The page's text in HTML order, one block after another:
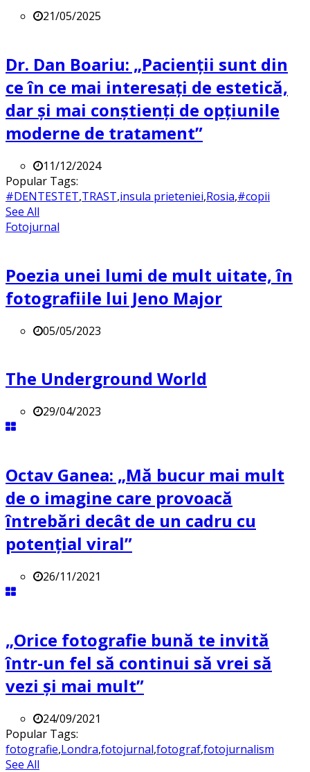
21/05/2025
Dr. Dan Boariu: „Pacienții sunt din
ce în ce mai interesați de estetică,
dar și mai conștienți de opțiunile
moderne de tratament”
11/12/2024
Popular Tags:
#DENTESTET,TRAST,insula prieteniei,Rosia,#copii
See All
Fotojurnal
Poezia unei lumi de mult uitate, în
fotografiile lui Jeno Major
05/05/2023
The Underground World
29/04/2023
Octav Ganea: „Mă bucur mai mult
de o imagine care provoacă
întrebări decât de un cadru cu
potenţial viral”
26/11/2021
„Orice fotografie bună te invită
într-un fel să continui să vrei să
vezi și mai mult”
24/09/2021
Popular Tags:
fotografie,Londra,fotojurnal,fotograf,fotojurnalism
See All